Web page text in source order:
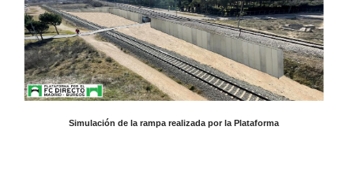
Simulación de la rampa realizada por la Plataforma